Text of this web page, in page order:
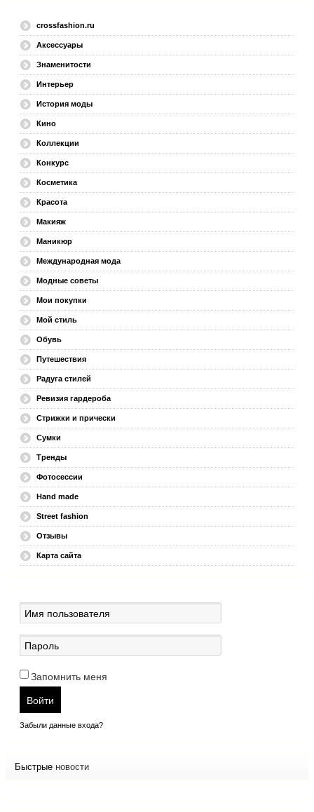
crossfashion.ru
Аксессуары
Знаменитости
Интерьер
История моды
Кино
Коллекции
Конкурс
Косметика
Красота
Макияж
Маникюр
Международная мода
Модные советы
Мои покупки
Мой стиль
Обувь
Путешествия
Радуга стилей
Ревизия гардероба
Стрижки и прически
Сумки
Тренды
Фотосессии
Hand made
Street fashion
Отзывы
Карта сайта
Запомнить меня
Войти
Забыли данные входа?
Быстрые новости